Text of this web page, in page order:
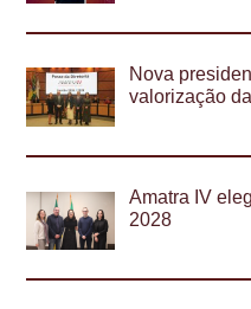
Nova
valorização
Amatra IV
2028